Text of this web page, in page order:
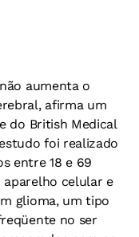
aumenta o
afirma um
do British Medical
foi realizado
entre 18 e 69
celular e
glioma, um tipo
no ser